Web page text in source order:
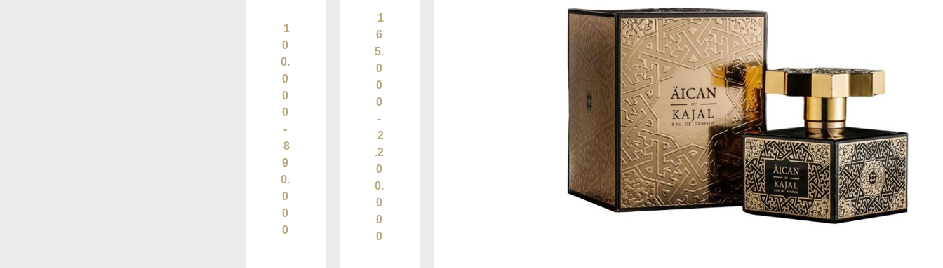
1
0
0.
0
0
0
-
8
9
0.
0
0
0
1
6
5.
0
0
0
-
2
.2
0
0.
0
0
0